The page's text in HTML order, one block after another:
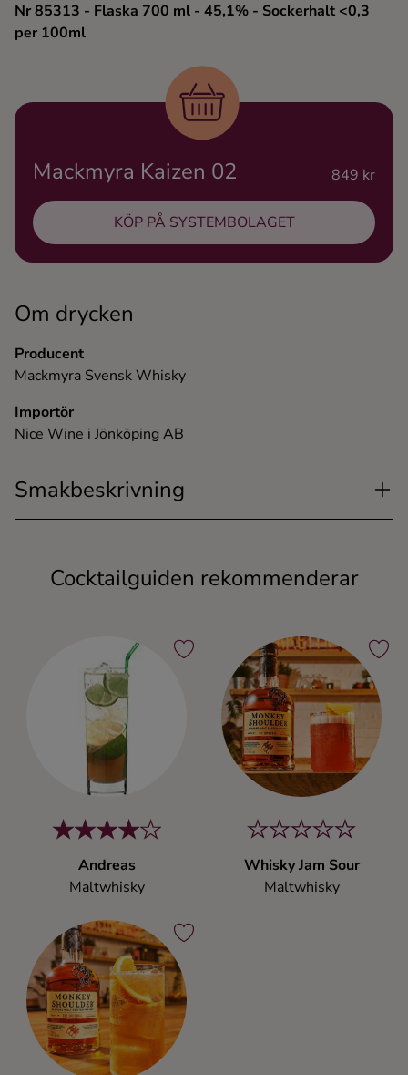
Ingredienser
Nr 85313 - Flaska 700 ml - 45,1% - Sockerhalt <0,3
per 100ml
Om drycken
Producent
Mackmyra Svensk Whisky
Importör
Nice Wine i Jönköping AB
Smakbeskrivning
Mackmyra Kaizen 02 849 kr
KÖP PÅ SYSTEMBOLAGET
Cocktailguiden rekommenderar
Andreas
Maltwhisky
Whisky Jam Sour
Maltwhisky